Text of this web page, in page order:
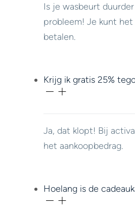
Is je wasbeurt
probleem! Je kunt
betalen.
Krijg ik gratis 25%
Ja, dat klopt! Bij
het aankoopbedrag.
Hoelang is de